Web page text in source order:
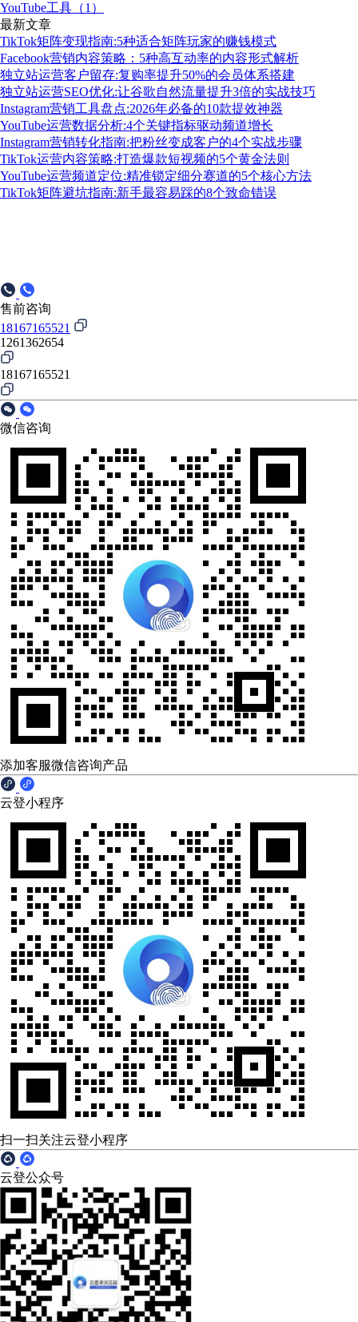
YouTube工具（1）
最新文章
TikTok矩阵变现指南:5种适合矩阵玩家的赚钱模式
Facebook营销内容策略：5种高互动率的内容形式解析
独立站运营客户留存:复购率提升50%的会员体系搭建
独立站运营SEO优化:让谷歌自然流量提升3倍的实战技巧
Instagram营销工具盘点:2026年必备的10款提效神器
YouTube运营数据分析:4个关键指标驱动频道增长
Instagram营销转化指南:把粉丝变成客户的4个实战步骤
TikTok运营内容策略:打造爆款短视频的5个黄金法则
YouTube运营频道定位:精准锁定细分赛道的5个核心方法
TikTok矩阵避坑指南:新手最容易踩的8个致命错误
售前咨询
18167165521
1261362654
18167165521
微信咨询
添加客服微信咨询产品
云登小程序
扫一扫关注云登小程序
云登公众号